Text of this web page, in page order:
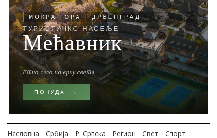
Насловна Србија Р. Српска Регион Свет Спорт